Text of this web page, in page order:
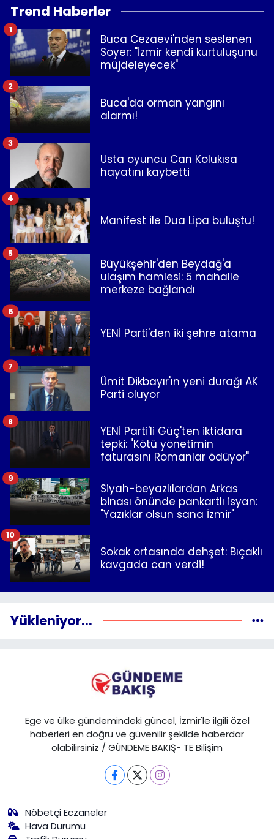
Trend Haberler
Buca Cezaevi'nden seslenen
Soyer: "İzmir kendi kurtuluşunu
müjdeleyecek"
1
Buca'da orman yangını
alarmı!
2
Usta oyuncu Can Kolukısa
hayatını kaybetti
3
Manifest ile Dua Lipa buluştu!
4
Büyükşehir'den Beydağ'a
ulaşım hamlesi: 5 mahalle
merkeze bağlandı
5
YENİ Parti'den iki şehre atama
6
Ümit Dikbayır'ın yeni durağı AK
Parti oluyor
7
YENİ Parti'li Güç'ten iktidara
tepki: "Kötü yönetimin
faturasını Romanlar ödüyor"
8
Siyah-beyazlılardan Arkas
binası önünde pankartlı isyan:
"Yazıklar olsun sana İzmir"
9
Sokak ortasında dehşet: Bıçaklı
kavgada can verdi!
10
Yükleniyor...
Ege ve ülke gündemindeki güncel, İzmir'le ilgili özel
haberleri en doğru ve güvenilir şekilde haberdar
olabilirsiniz / GÜNDEME BAKIŞ- TE Bilişim
Nöbetçi Eczaneler
Hava Durumu